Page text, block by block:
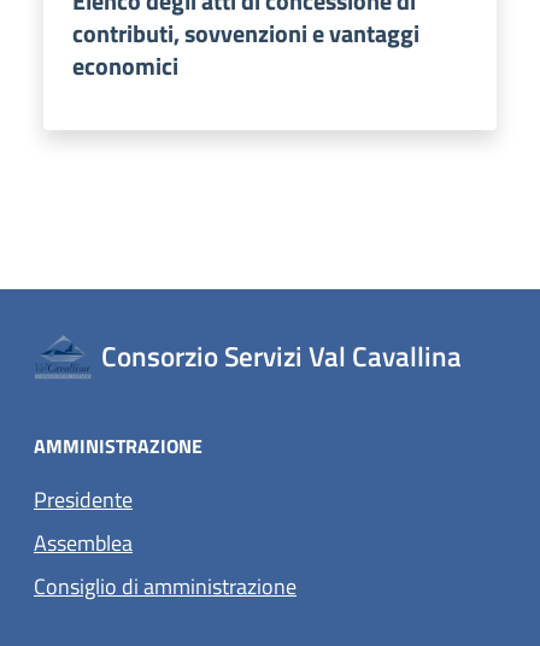
contributi, sovvenzioni e vantaggi
economici
Consorzio Servizi Val Cavallina
AMMINISTRAZIONE
Presidente
Assemblea
Consiglio di amministrazione